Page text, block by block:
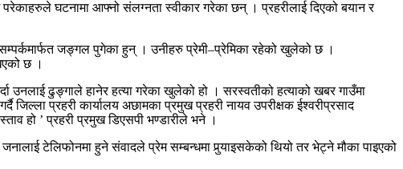
घटनामा आफ्नो संलग्नता स्वीकार गरेका छन् । प्रहरीलाई दिएको बयान र
जङ्गल पुगेका हुन् । उनीहरु प्रेमी–प्रेमिका रहेको खुलेको छ ।
छ ।
उनलाई ढुङ्गाले हानेर हत्या गरेका खुलेको हो । सरस्वतीको हत्याको खबर गाउँमा
प्रहरी कार्यालय अछामका प्रमुख प्रहरी नायव उपरीक्षक ईश्वरीप्रसाद
हो ’ प्रहरी प्रमुख डिएसपी भण्डारीले भने ।
टेलिफोनमा हुने संवादले प्रेम सम्बन्धमा पुर्‍याइसकेको थियो तर भेट्ने मौका पाइएको